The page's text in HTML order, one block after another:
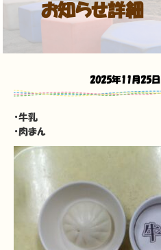
お知らせ詳細
2025年11月25日
・牛乳
・肉まん